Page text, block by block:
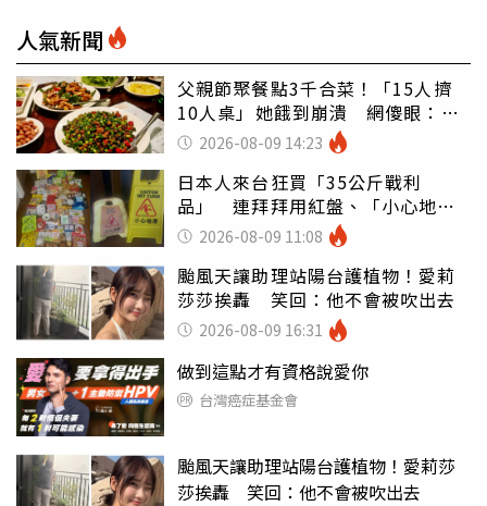
人氣新聞
父親節聚餐點3千合菜！「15人擠
10人桌」她餓到崩潰 網傻眼：讓
店家看笑話
2026-08-09 14:23
日本人來台狂買「35公斤戰利
品」 連拜拜用紅盤、「小心地
滑」告示牌也帶回家
2026-08-09 11:08
颱風天讓助理站陽台護植物！愛莉
莎莎挨轟 笑回：他不會被吹出去
2026-08-09 16:31
做到這點才有資格說愛你
台灣癌症基金會
颱風天讓助理站陽台護植物！愛莉莎
莎挨轟 笑回：他不會被吹出去